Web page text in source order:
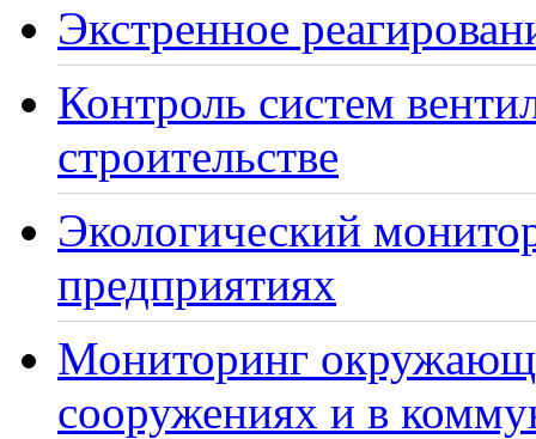
Экстренное
Контроль систем
строительстве
Экологический
предприятиях
Мониторинг
сооружениях и в